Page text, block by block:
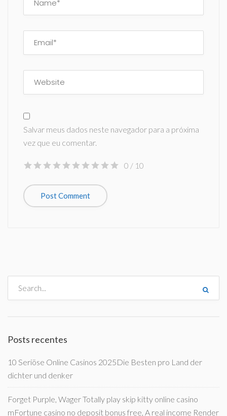
Salvar meus dados neste navegador para a próxima
vez que eu comentar.
0 / 10
Posts recentes
10 Seriöse Online Casinos 2025Die Besten pro Land der
dichter und denker
Forget Purple, Wager Totally play skip kitty online casino
mFortune casino no deposit bonus free, A real income Render